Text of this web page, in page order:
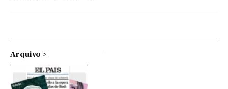
Arquivo